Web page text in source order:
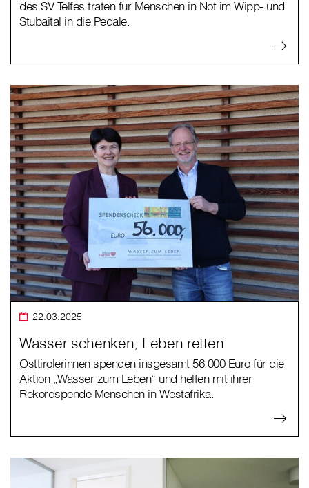
des SV Telfes traten für Menschen in Not im Wipp- und
Stubaital in die Pedale.
22.03.2025
Wasser schenken, Leben retten
Osttirolerinnen spenden insgesamt 56.000 Euro für die
Aktion „Wasser zum Leben“ und helfen mit ihrer
Rekordspende Menschen in Westafrika.